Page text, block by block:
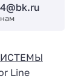
Line